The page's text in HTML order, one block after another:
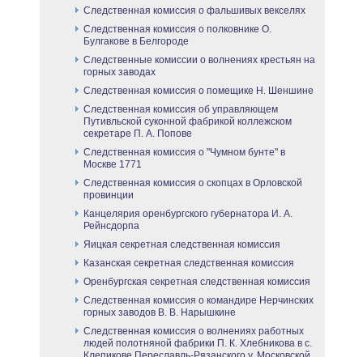
Следственная комиссия о фальшивых векселях
Следственная комиссия о полковнике О.
Булгакове в Белгороде
Следственные комиссии о волнениях крестьян на
горных заводах
Следственная комиссия о помещике Н. Шеншине
Следственная комиссия об управляющем
Путивльской суконной фабрикой коллежском
секретаре П. А. Попове
Следственная комиссия о "Чумном бунте" в
Москве 1771
Следственная комиссия о скопцах в Орловской
провинции
Канцелярия оренбургского губернатора И. А.
Рейнсдорпа
Яицкая секретная следственная комиссия
Казанская секретная следственная комиссия
Оренбургская секретная следственная комиссия
Следственная комиссия о командире Нерчинских
горных заводов В. В. Нарышкине
Следственная комиссия о волнениях работных
людей полотняной фабрики П. К. Хлебникова в с.